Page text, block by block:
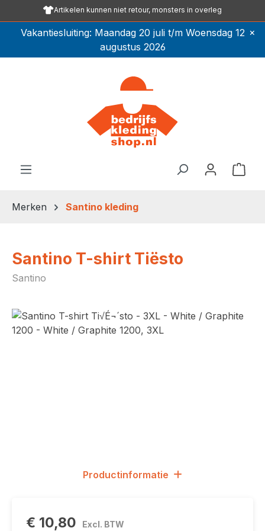
Ga naar de hoofdinhoud
Artikelen kunnen niet retour, monsters in overleg
Vakantiesluiting: Maandag 20 juli t/m Woensdag 12
augustus 2026
×
Merken Santino kleding
Santino T-shirt Tiësto
Santino
Afbeeldingengalerij overslaan
Productinformatie
€ 10,80 Excl. BTW